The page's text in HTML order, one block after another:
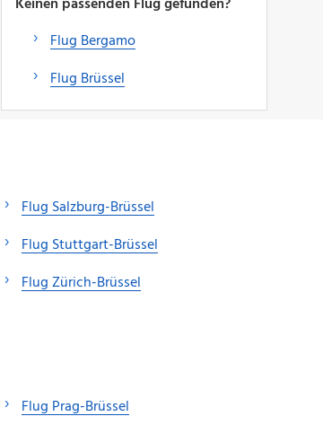
Flug Bergamo
Flug Brüssel
Flug Salzburg-Brüssel
Flug Stuttgart-Brüssel
Flug Zürich-Brüssel
Flug Prag-Brüssel